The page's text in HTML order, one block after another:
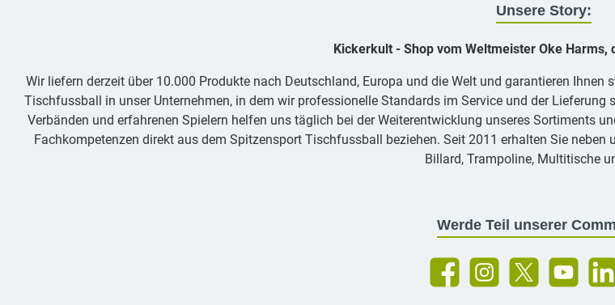
Unsere Story:
Kickerkult - Shop vom Weltmeister Oke Harms,
Wir liefern derzeit über 10.000 Produkte nach Deutschland, Europa und die Welt und garantieren
Tischfussball in unser Unternehmen, in dem wir professionelle Standards im Service und der
Verbänden und erfahrenen Spielern helfen uns täglich bei der Weiterentwicklung unseres Sortiments
Fachkompetenzen direkt aus dem Spitzensport Tischfussball beziehen. Seit 2011 erhalten Sie
Billard, Trampoline, Multitische
Werde Teil unserer
FacebookInstagramX / TwitterYouTube